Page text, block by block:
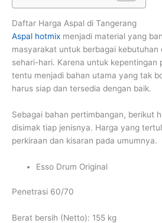
Daftar Harga Aspal di Tangerang
Aspal hotmix menjadi material yang
masyarakat untuk berbagai kebutuhan
sehari-hari. Karena untuk kepentingan
tentu menjadi bahan utama yang tak
harus siap dan tersedia dengan baik.
Sebagai bahan pertimbangan, berikut
disimak tiap jenisnya. Harga yang
perkiraan dan kisaran pada umumnya.
Esso Drum Original
Penetrasi 60/70
Berat bersih (Netto): 155 kg